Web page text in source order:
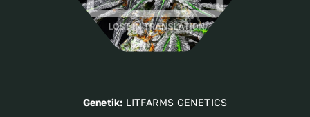
Genetik: LITFARMS GENETICS